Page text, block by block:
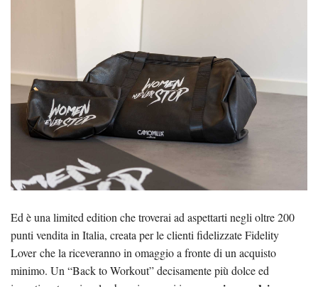
Ed è una limited edition che troverai ad aspettarti negli oltre 200
punti vendita in Italia, creata per le clienti fidelizzate Fidelity
Lover che la riceveranno in omaggio a fronte di un acquisto
minimo. Un “Back to Workout” decisamente più dolce ed